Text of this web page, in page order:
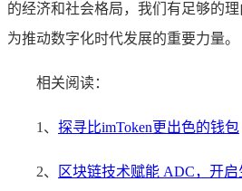
的经济和社会格局，我们有足够的
为推动数字化时代发展的重要力量。
相关阅读：
1、 探寻比imToken更出色的钱包
2、 区块链技术赋能 ADC，开